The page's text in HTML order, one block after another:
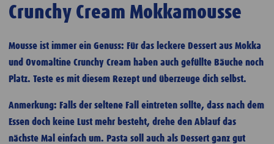
Crunchy Cream Mokkamousse
Mousse ist immer ein Genuss: Für das leckere Dessert aus Mokka
und Ovomaltine Crunchy Cream haben auch gefüllte Bäuche noch
Platz. Teste es mit diesem Rezept und überzeuge dich selbst.
Anmerkung: Falls der seltene Fall eintreten sollte, dass nach dem
Essen doch keine Lust mehr besteht, drehe den Ablauf das
nächste Mal einfach um. Pasta soll auch als Dessert ganz gut